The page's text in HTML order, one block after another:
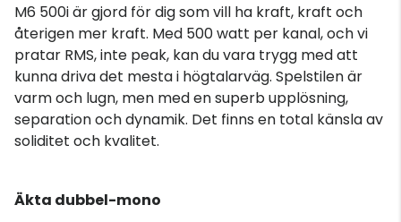
M6 500i är gjord för dig som vill ha kraft, kraft och
återigen mer kraft. Med 500 watt per kanal, och vi
pratar RMS, inte peak, kan du vara trygg med att
kunna driva det mesta i högtalarväg. Spelstilen är
varm och lugn, men med en superb upplösning,
separation och dynamik. Det finns en total känsla av
soliditet och kvalitet.
Äkta dubbel-mono